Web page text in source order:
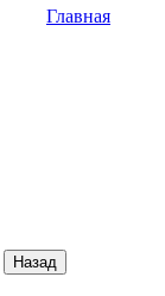
Главная
Назад